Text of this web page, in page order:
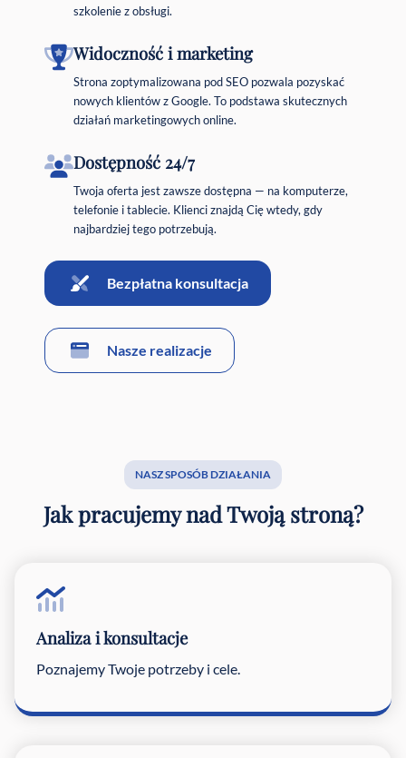
szkolenie z obsługi.
Widoczność i marketing
Strona zoptymalizowana pod SEO pozwala pozyskać
nowych klientów z Google. To podstawa skutecznych
działań marketingowych online.
Dostępność 24/7
Twoja oferta jest zawsze dostępna — na komputerze,
telefonie i tablecie. Klienci znajdą Cię wtedy, gdy
najbardziej tego potrzebują.
Bezpłatna konsultacja
Nasze realizacje
NASZ SPOSÓB DZIAŁANIA
Jak pracujemy nad Twoją stroną?
Analiza i konsultacje
Poznajemy Twoje potrzeby i cele.